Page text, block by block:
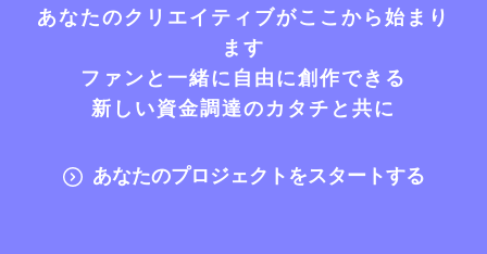
あなたのクリエイティブがここから始まり
ます
ファンと一緒に自由に創作できる
新しい資金調達のカタチと共に
あなたのプロジェクトをスタートする